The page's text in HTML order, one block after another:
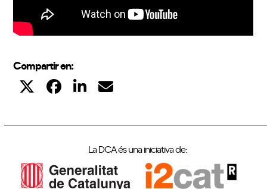
Compartir en:
La DCA és una iniciativa de: